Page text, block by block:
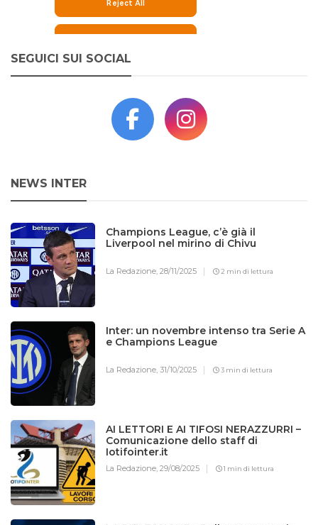
SEGUICI SUI SOCIAL
NEWS INTER
Champions League, c’è già il
Liverpool nel mirino di Chivu
La Redazione,28/11/2025 2 min di lettura
Inter: un novembre intenso tra Serie A
e Champions League
La Redazione,31/10/2025 3 min di lettura
AI LETTORI E AI TIFOSI NERAZZURRI –
Comunicazione dello staff di
Iotifointer.it
La Redazione,29/08/2025 1 min di lettura